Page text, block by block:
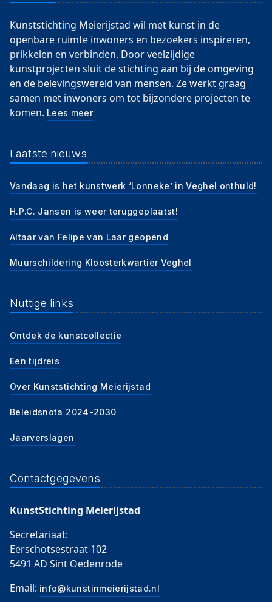
Kunststichting Meierijstad wil met kunst in de
openbare ruimte inwoners en bezoekers inspireren,
prikkelen en verbinden. Door veelzijdige
kunstprojecten sluit de stichting aan bij de omgeving
en de belevingswereld van mensen. Ze werkt graag
samen met inwoners om tot bijzondere projecten te
komen. Lees meer
Laatste nieuws
Vandaag is het kunstwerk ‘Lonneke’ in Veghel onthuld!
H.P.C. Jansen is weer teruggeplaatst!
Altaar van Felipe van Laar geopend
Muurschildering Kloosterkwartier Veghel
Nuttige links
Ontdek de kunstcollectie
Een tijdreis
Over Kunststichting Meierijstad
Beleidsnota 2024-2030
Jaarverslagen
Contactgegevens
KunstStichting Meierijstad
Secretariaat:
Eerschotsestraat 102
5491 AD Sint Oedenrode
Email: info@kunstinmeierijstad.nl